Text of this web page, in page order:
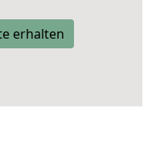
erhalten